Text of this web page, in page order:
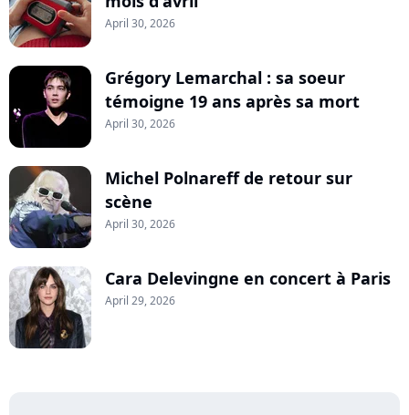
April 30, 2026
Grégory Lemarchal : sa soeur
témoigne 19 ans après sa mort
April 30, 2026
Michel Polnareff de retour sur
scène
April 30, 2026
Cara Delevingne en concert à Paris
April 29, 2026